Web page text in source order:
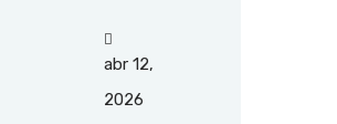
abr 12,
2026